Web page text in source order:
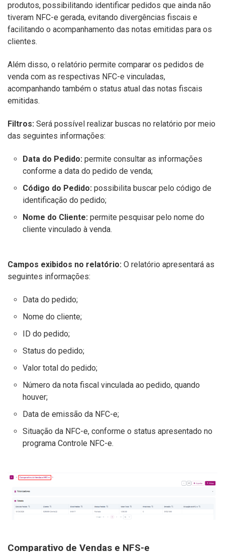
produtos, possibilitando identificar pedidos que ainda não
tiveram NFC-e gerada, evitando divergências fiscais e
facilitando o acompanhamento das notas emitidas para os
clientes.
Além disso, o relatório permite comparar os pedidos de
venda com as respectivas NFC-e vinculadas,
acompanhando também o status atual das notas fiscais
emitidas.
Filtros: Será possível realizar buscas no relatório por meio
das seguintes informações:
Data do Pedido: permite consultar as informações
conforme a data do pedido de venda;
Código do Pedido: possibilita buscar pelo código de
identificação do pedido;
Nome do Cliente: permite pesquisar pelo nome do
cliente vinculado à venda.
Campos exibidos no relatório: O relatório apresentará as
seguintes informações:
Data do pedido;
Nome do cliente;
ID do pedido;
Status do pedido;
Valor total do pedido;
Número da nota fiscal vinculada ao pedido, quando
houver;
Data de emissão da NFC-e;
Situação da NFC-e, conforme o status apresentado no
programa Controle NFC-e.
Comparativo de Vendas e NFS-e